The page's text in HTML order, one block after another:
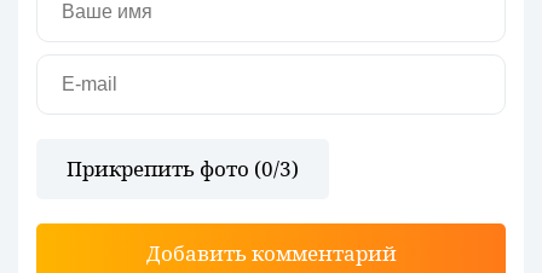
Прикрепить фото (0/3)
Добавить комментарий